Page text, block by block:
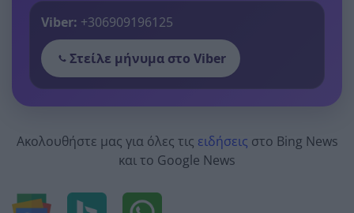
Viber: +306909196125
Στείλε μήνυμα στο Viber
Ακολουθήστε μας για όλες τις ειδήσεις στο Bing News
και το Google News